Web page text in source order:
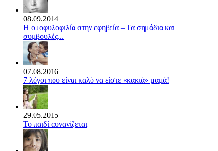
08.09.2014
Η ομοφυλοφιλία στην εφηβεία – Τα σημάδια και
συμβουλές...
07.08.2016
7 λόγοι που είναι καλό να είστε «κακιά» μαμά!
29.05.2015
Το παιδί αυνανίζεται